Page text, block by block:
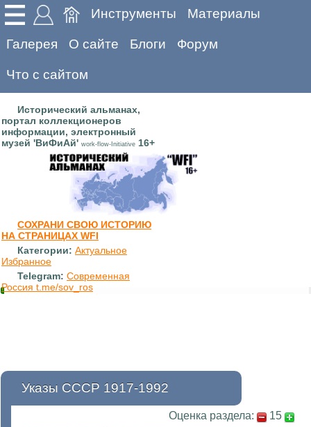
Инструменты Материалы
Галерея О сайте Блоги Форум
Что с сайтом
Исторический альманах,
портал коллекционеров
информации, электронный
музей 'ВиФиАй' work-flow-Initiative 16+
СОХРАНИ СВОЮ ИСТОРИЮ
НА СТРАНИЦАХ WFI
Категории: Актуальное
Избранное
Telegram: Современная
Россия t.me/sov_ros
Указы СССР 1917-1992
Оценка раздела:
15